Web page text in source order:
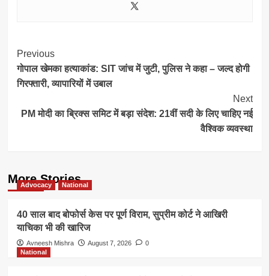
Post
Navigation
Previous
गोपाल खेमका हत्याकांड: SIT जांच में जुटी, पुलिस ने कहा – जल्द होगी
गिरफ्तारी, व्यापारियों में उबाल
Next
PM मोदी का ब्रिक्स समिट में बड़ा संदेश: 21वीं सदी के लिए चाहिए नई
वैश्विक व्यवस्था
More Stories
Advocacy National
40 साल बाद बोफोर्स केस पर पूर्ण विराम, सुप्रीम कोर्ट ने आखिरी
याचिका भी की खारिज
Avneesh Mishra August 7, 2026
0
National